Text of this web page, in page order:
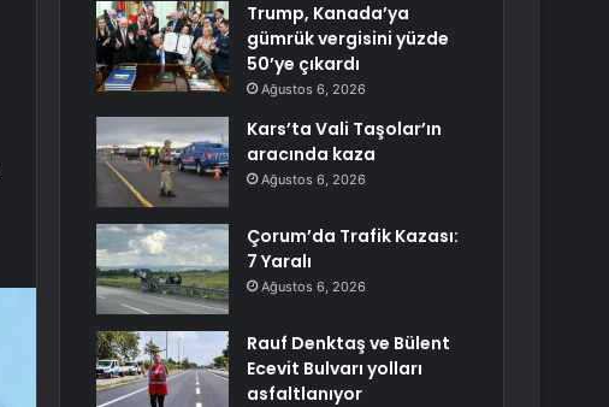
Trump, Kanada’ya
gümrük vergisini yüzde
50’ye çıkardı
Ağustos 6, 2026
Kars’ta Vali Taşolar’ın
aracında kaza
Ağustos 6, 2026
Çorum’da Trafik Kazası:
7 Yaralı
Ağustos 6, 2026
Rauf Denktaş ve Bülent
Ecevit Bulvarı yolları
asfaltlanıyor